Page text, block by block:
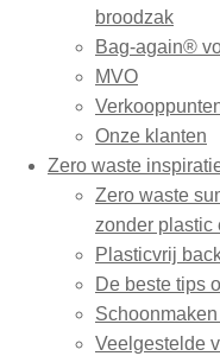
broodzak
Bag-again®
MVO
Onze klanten
Zero waste
Zero waste
zonder plastic
Plasticvrij
De beste tips
Veelgestelde